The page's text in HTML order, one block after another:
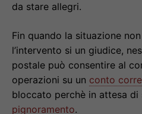
da stare allegri.
Fin quando la situazione
l’intervento si un giudice,
postale può consentire al
operazioni su un conto
bloccato perchè in attesa di
pignoramento.